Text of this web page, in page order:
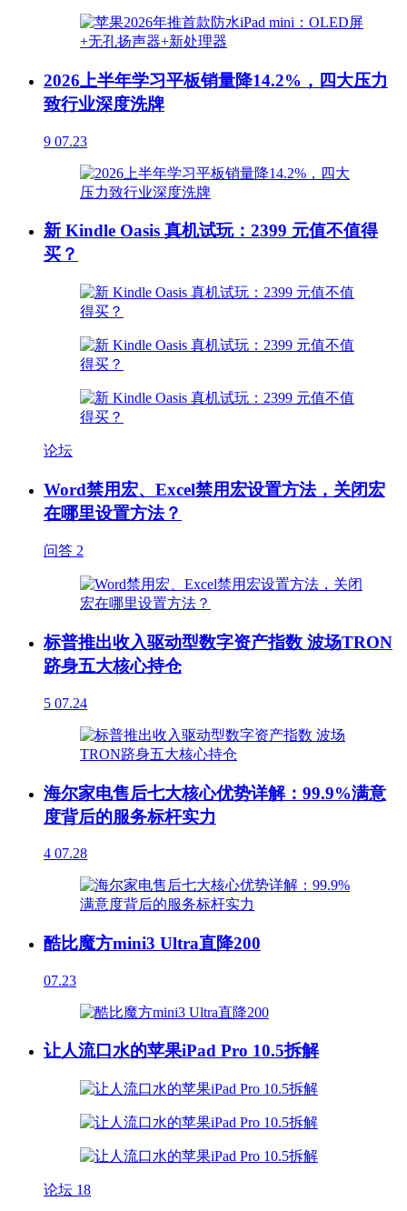
2026上半年学习平板销量降14.2%，四大压力
致行业深度洗牌
9 07.23
新 Kindle Oasis 真机试玩：2399 元值不值得
买？
论坛
Word禁用宏、Excel禁用宏设置方法，关闭宏
在哪里设置方法？
问答 2
标普推出收入驱动型数字资产指数 波场TRON
跻身五大核心持仓
5 07.24
海尔家电售后七大核心优势详解：99.9%满意
度背后的服务标杆实力
4 07.28
酷比魔方mini3 Ultra直降200
07.23
让人流口水的苹果iPad Pro 10.5拆解
论坛 18